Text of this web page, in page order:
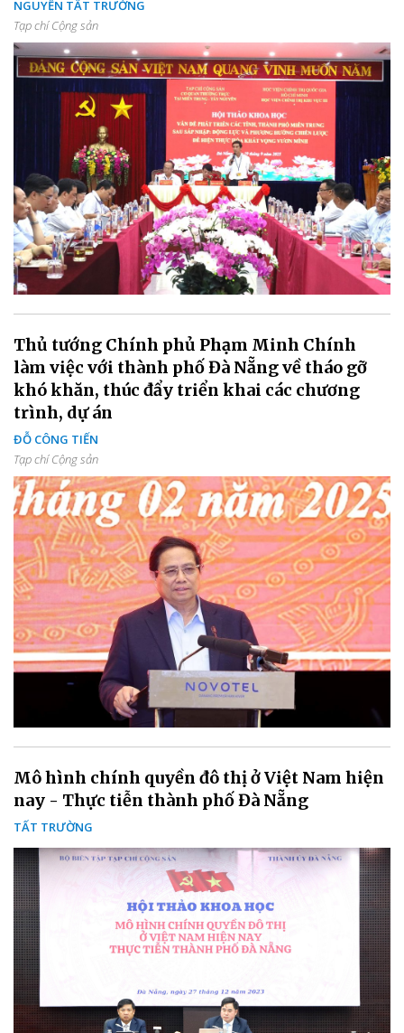
NGUYỄN TẤT TRƯỜNG
Tạp chí Cộng sản
Thủ tướng Chính phủ Phạm Minh Chính
làm việc với thành phố Đà Nẵng về tháo gỡ
khó khăn, thúc đẩy triển khai các chương
trình, dự án
ĐỖ CÔNG TIẾN
Tạp chí Cộng sản
Mô hình chính quyền đô thị ở Việt Nam hiện
nay - Thực tiễn thành phố Đà Nẵng
TẤT TRƯỜNG